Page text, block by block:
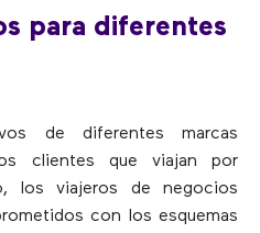
para diferentes
de diferentes marcas
clientes que viajan por
los viajeros de negocios
con los esquemas